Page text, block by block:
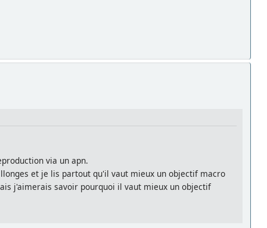
via un apn.
et je lis partout qu'il vaut mieux un objectif macro
j'aimerais savoir pourquoi il vaut mieux un objectif